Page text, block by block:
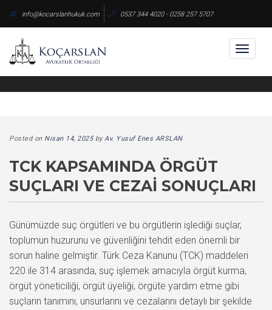
content
info@kocarslanhukuk.com 0537 344 4020 - 0258 257 5707
Posted on Nisan 14, 2025byAv. Yusuf Enes ARSLAN
TCK KAPSAMINDA ÖRGÜT
SUÇLARI VE CEZAI SONUÇLARI
Günümüzde suç örgütleri ve bu örgütlerin işlediği suçlar,
toplumun huzurunu ve güvenliğini tehdit eden önemli bir
sorun haline gelmiştir. Türk Ceza Kanunu (TCK) maddeleri
220 ile 314 arasında, suç işlemek amacıyla örgüt kurma,
örgüt yöneticiliği, örgüt üyeliği, örgüte yardım etme gibi
suçların tanımını, unsurlarını ve cezalarını detaylı bir şekilde